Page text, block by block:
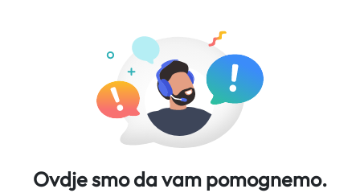
pouzdanim pratiteljem na putovanjima.
Ovdje smo da vam pomognemo.